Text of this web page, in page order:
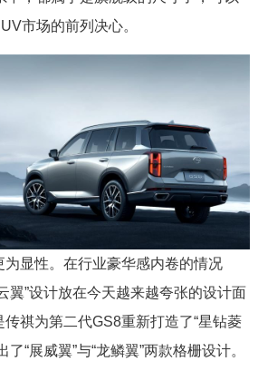
市场的前列决心。
显性。在行业豪华感内卷的情况
翼”设计放在今天越来越夸张的设计面
祺为第二代GS8重新打造了“星钻菱
“展威翼”与“龙鳞翼”两款格栅设计。